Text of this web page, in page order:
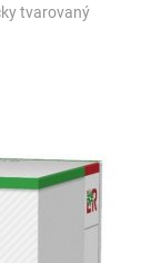
tvarovaný